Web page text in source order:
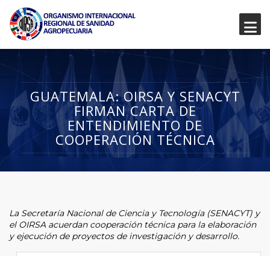
GUATEMALA: OIRSA Y SENACYT
FIRMAN CARTA DE
ENTENDIMIENTO DE
COOPERACIÓN TÉCNICA
La Secretaría Nacional de Ciencia y Tecnología (SENACYT) y
el OIRSA acuerdan cooperación técnica para la elaboración
y ejecución de proyectos de investigación y desarrollo.